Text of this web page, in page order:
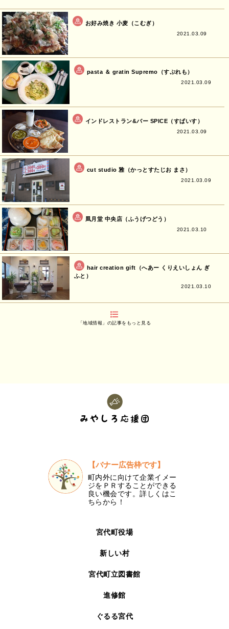
お好み焼き 小麦（こむぎ）
2021.03.09
pasta ＆ gratin Supremo（すぷれも）
2021.03.09
インドレストラン&バー SPICE（すぱいす）
2021.03.09
cut studio 雅（かっとすたじお まさ）
2021.03.09
凮月堂 中央店（ふうげつどう）
2021.03.10
hair creation gift（へあー くりえいしょん ぎ
ふと）
2021.03.10
「地域情報」の記事をもっと見る
【バナー広告枠です】
町内外に向けて企業イメー
ジをＰＲすることができる
良い機会です。詳しくはこ
ちらから！
宮代町役場
新しい村
宮代町立図書館
進修館
ぐるる宮代